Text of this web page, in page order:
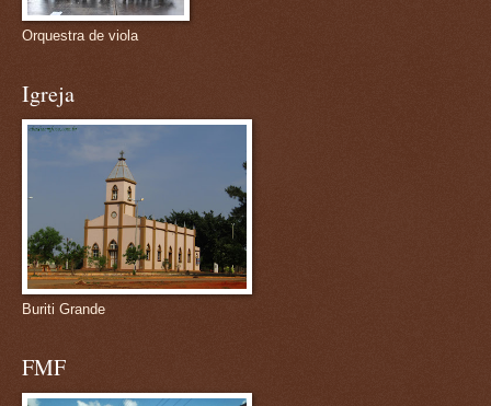
Orquestra de viola
Igreja
Buriti Grande
FMF